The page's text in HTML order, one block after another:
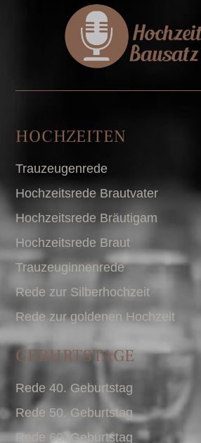
HOCHZEITEN
Trauzeugenrede
Hochzeitsrede Brautvater
Hochzeitsrede Bräutigam
Hochzeitsrede Braut
Trauzeuginnenrede
Rede zur Silberhochzeit
Rede zur goldenen Hochzeit
GEBURTSTAGE
Rede 40. Geburtstag
Rede 50. Geburtstag
Rede 60. Geburtstag